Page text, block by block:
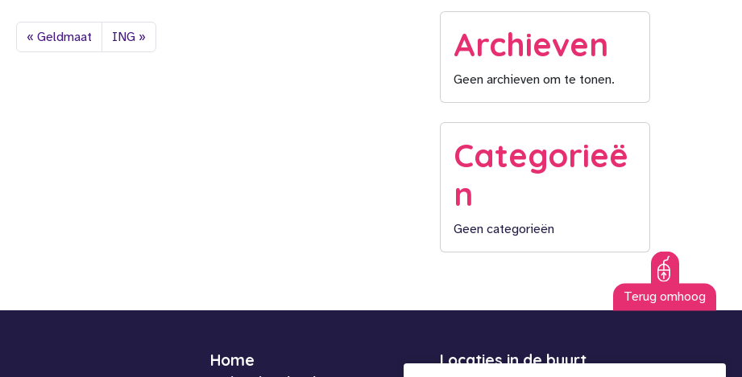
Geldmaat ING Archieven
Geen archieven om te tonen.
Categorieë
n
Geen categorieën
Terug omhoog
Home
Locaties in de buurt